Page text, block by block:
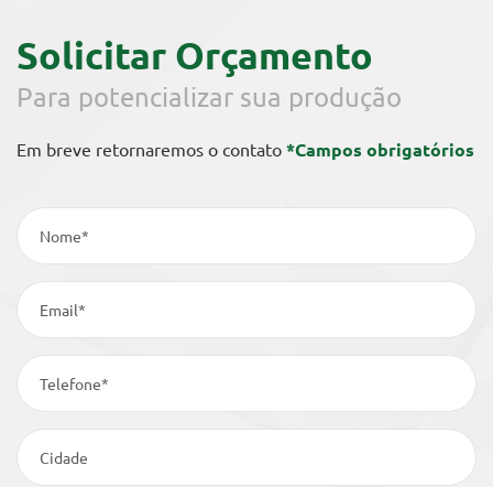
Solicitar Orçamento
Para potencializar sua produção
Em breve retornaremos o contato *Campos obrigatórios
Nome*
Email*
Telefone*
Cidade